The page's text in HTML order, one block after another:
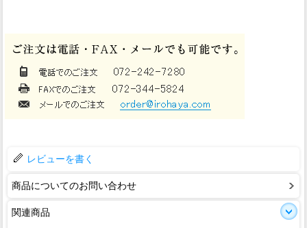
レビューを書く
商品についてのお問い合わせ
関連商品